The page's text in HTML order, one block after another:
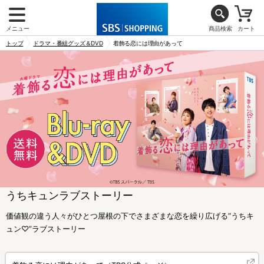
メニュー 商品検索 カート
トップ ドラマ・番組グッズ＆DVD 着飾る恋には理由があって
うちキュンラブストーリー
価値観の違う人々がひとつ屋根の下でさまざまな恋を繰り広げる“うちキ
ュン♡”ラブストーリー